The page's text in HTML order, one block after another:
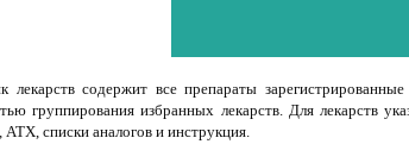
лекарств содержит все препараты
группирования избранных лекарств. Для лекарств
списки аналогов и инструкция.